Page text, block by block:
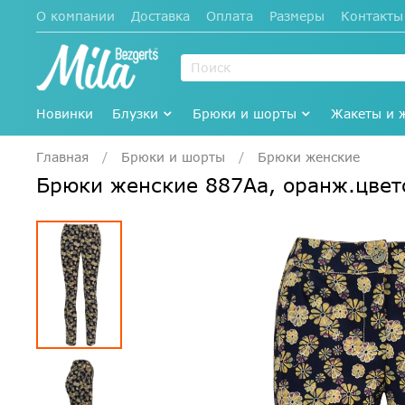
О компании Доставка Оплата Размеры Контакты
Новинки Блузки Брюки и шорты Жакеты и
Главная Брюки и шорты Брюки женские
Брюки женские 887Аа,